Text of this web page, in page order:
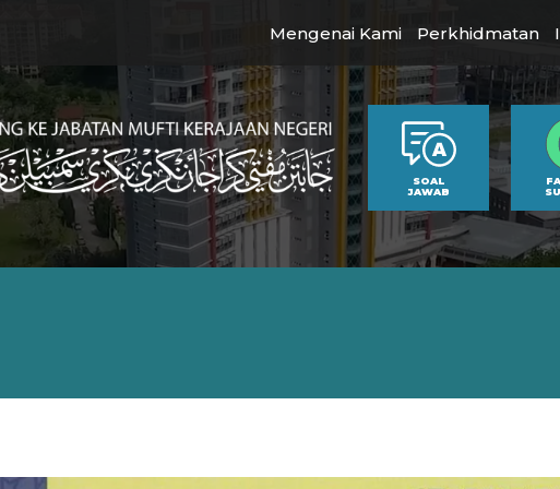
Mengenai Kami Perkhidmatan
SOAL
JAWAB